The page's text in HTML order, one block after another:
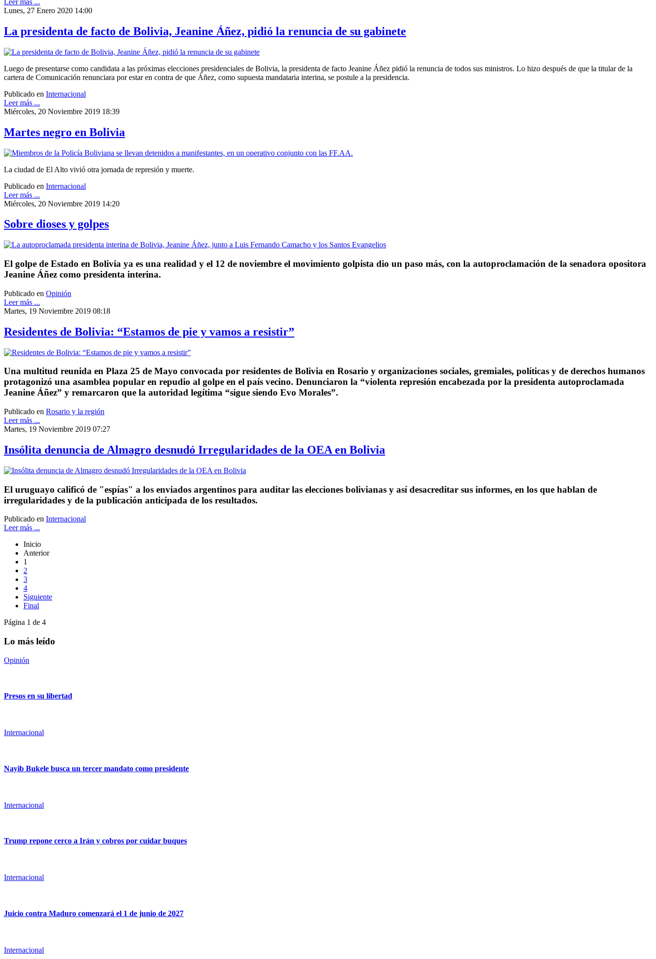
Leer más ...
Lunes, 27 Enero 2020 14:00
La presidenta de facto de Bolivia, Jeanine Áñez, pidió la renuncia de su gabinete
Luego de presentarse como candidata a las próximas elecciones presidenciales de Bolivia, la presidenta de facto Jeanine Áñez pidió la renuncia de todos sus ministros. Lo hizo después de que la titular de la
cartera de Comunicación renunciara por estar en contra de que Áñez, como supuesta mandataria interina, se postule a la presidencia.
Publicado en Internacional
Leer más ...
Miércoles, 20 Noviembre 2019 18:39
Martes negro en Bolivia
La ciudad de El Alto vivió otra jornada de represión y muerte.
Publicado en Internacional
Leer más ...
Miércoles, 20 Noviembre 2019 14:20
Sobre dioses y golpes
El golpe de Estado en Bolivia ya es una realidad y el 12 de noviembre el movimiento golpista dio un paso más, con la autoproclamación de la senadora opositora
Jeanine Áñez como presidenta interina.
Publicado en Opinión
Leer más ...
Martes, 19 Noviembre 2019 08:18
Residentes de Bolivia: “Estamos de pie y vamos a resistir”
Una multitud reunida en Plaza 25 de Mayo convocada por residentes de Bolivia en Rosario y organizaciones sociales, gremiales, políticas y de derechos humanos
protagonizó una asamblea popular en repudio al golpe en el país vecino. Denunciaron la “violenta represión encabezada por la presidenta autoproclamada
Jeanine Áñez” y remarcaron que la autoridad legítima “sigue siendo Evo Morales”.
Publicado en Rosario y la región
Leer más ...
Martes, 19 Noviembre 2019 07:27
Insólita denuncia de Almagro desnudó Irregularidades de la OEA en Bolivia
El uruguayo calificó de "espías" a los enviados argentinos para auditar las elecciones bolivianas y así desacreditar sus informes, en los que hablan de
irregularidades y de la publicación anticipada de los resultados.
Publicado en Internacional
Leer más ...
Inicio
Anterior
1
2
3
4
Siguiente
Final
Página 1 de 4
Lo más leído
Opinión
Presos en su libertad
Internacional
Nayib Bukele busca un tercer mandato como presidente
Internacional
Trump repone cerco a Irán y cobros por cuidar buques
Internacional
Juicio contra Maduro comenzará el 1 de junio de 2027
Internacional